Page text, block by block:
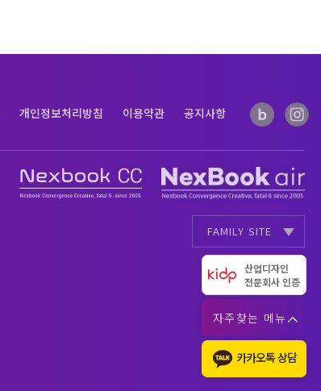
산업디자인
전문회사 인증
자주찾는 메뉴
카카오톡 상담
개인정보처리방침 이용약관 공지사항
FAMILY SITE
AI Data AI Full Data